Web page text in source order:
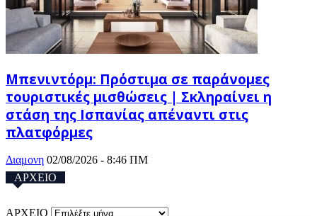
Μπενιντόρμ: Πρόστιμα σε παράνομες
τουριστικές μισθώσεις | Σκληραίνει η
στάση της Ισπανίας απέναντι στις
πλατφόρμες
Διαμονη 02/08/2026 - 8:46 ΠΜ
ΑΡΧΕΙΟ
ΑΡΧΕΙΟ